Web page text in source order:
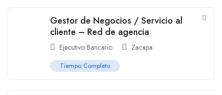
Gestor de Negocios / Servicio al
cliente – Red de agencia
Ejecutivo Bancario Zacapa
Tiempo Completo